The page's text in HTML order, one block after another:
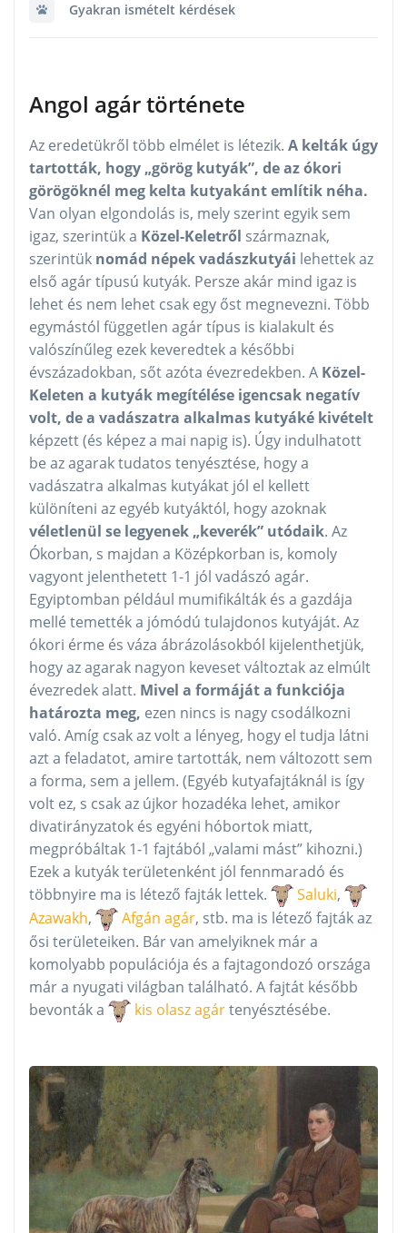
Gyakran ismételt kérdések
Angol agár története
Az eredetükről több elmélet is létezik. A kelták úgy
tartották, hogy „görög kutyák”, de az ókori
görögöknél meg kelta kutyakánt említik néha.
Van olyan elgondolás is, mely szerint egyik sem
igaz, szerintük a Közel-Keletről származnak,
szerintük nomád népek vadászkutyái lehettek az
első agár típusú kutyák. Persze akár mind igaz is
lehet és nem lehet csak egy őst megnevezni. Több
egymástól független agár típus is kialakult és
valószínűleg ezek keveredtek a későbbi
évszázadokban, sőt azóta évezredekben. A Közel-
Keleten a kutyák megítélése igencsak negatív
volt, de a vadászatra alkalmas kutyáké kivételt
képzett (és képez a mai napig is). Úgy indulhatott
be az agarak tudatos tenyésztése, hogy a
vadászatra alkalmas kutyákat jól el kellett
különíteni az egyéb kutyáktól, hogy azoknak
véletlenül se legyenek „keverék” utódaik. Az
Ókorban, s majdan a Középkorban is, komoly
vagyont jelenthetett 1-1 jól vadászó agár.
Egyiptomban például mumifikálták és a gazdája
mellé temették a jómódú tulajdonos kutyáját. Az
ókori érme és váza ábrázolásokból kijelenthetjük,
hogy az agarak nagyon keveset változtak az elmúlt
évezredek alatt. Mivel a formáját a funkciója
határozta meg, ezen nincs is nagy csodálkozni
való. Amíg csak az volt a lényeg, hogy el tudja látni
azt a feladatot, amire tartották, nem változott sem
a forma, sem a jellem. (Egyéb kutyafajtáknál is így
volt ez, s csak az újkor hozadéka lehet, amikor
divatirányzatok és egyéni hóbortok miatt,
megpróbáltak 1-1 fajtából „valami mást” kihozni.)
Ezek a kutyák területenként jól fennmaradó és
többnyire ma is létező fajták lettek.
Saluki,
Azawakh, Afgán agár, stb. ma is létező fajták az
ősi területeiken. Bár van amelyiknek már a
komolyabb populációja és a fajtagondozó országa
már a nyugati világban található. A fajtát később
bevonták a
kis olasz agártenyésztésébe.